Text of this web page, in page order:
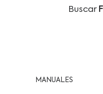
Buscar
MANUALES